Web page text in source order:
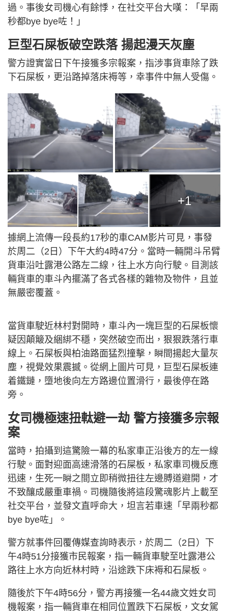
過。事後女司機心有餘悸，在社交平台大嘆：「早兩
秒都bye bye咗！」
巨型石屎板破空跌落 揚起漫天灰塵
警方證實當日下午接獲多宗報案，指涉事貨車除了跌
下石屎板，更沿路掉落床褥等，幸事件中無人受傷。
+1
據網上流傳一段長約17秒的車CAM影片可見，事發
於周二（2日）下午大約4時47分。當時一輛開斗吊臂
貨車沿吐露港公路左二線，往上水方向行駛。目測該
輛貨車的車斗內擺滿了各式各樣的雜物及物件，且並
無嚴密覆蓋。
當貨車駛近林村對開時，車斗內一塊巨型的石屎板懷
疑因顛簸及綑綁不穩，突然破空而出，狠狠跌落行車
線上。石屎板與柏油路面猛烈撞擊，瞬間揚起大量灰
塵，視覺效果震撼。從網上圖片可見，巨型石屎板連
着鐵鏈，墮地後向左方路邊位置滑行，最後停在路
旁。
女司機極速扭軚避一劫 警方接獲多宗報
案
當時，拍攝到這驚險一幕的私家車正沿後方的左一線
行駛。面對迎面高速滑落的石屎板，私家車司機反應
迅速，生死一瞬之間立即稍微扭往左邊膊道避開，才
不致釀成嚴重車禍。司機隨後將這段驚魂影片上載至
社交平台，並發文直呼命大，坦言若車速「早兩秒都
bye bye咗」。
警方就事件回覆傳媒查詢時表示，於周二（2日）下
午4時51分接獲市民報案，指一輛貨車駛至吐露港公
路往上水方向近林村時，沿途跌下床褥和石屎板。
隨後於下午4時56分，警方再接獲一名44歲文姓女司
機報案，指一輛貨車在相同位置跌下石屎板，文女駕